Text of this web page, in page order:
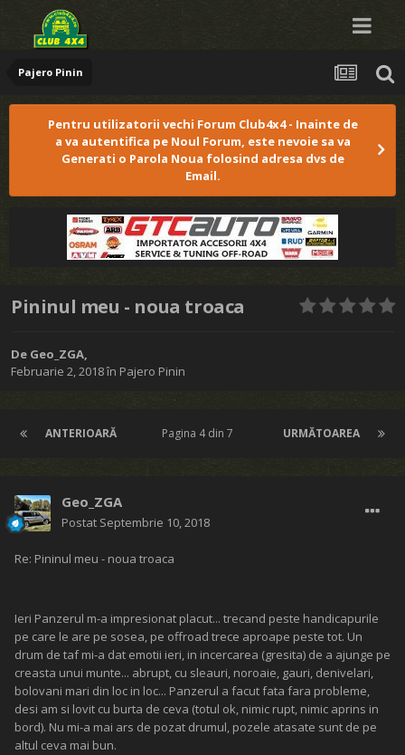
Pajero Pinin
Pentru utilizatorii vechi Forum Club4x4 - Inainte de
a va autentifica pe Noul Forum, este nevoie sa va
Generati o Parola Noua folosind adresa dvs de
Email.
Pininul meu - noua troaca
De Geo_ZGA,
Februarie 2, 2018în Pajero Pinin
ANTERIOARĂ URMĂTOAREA
Pagina 4 din 7
Geo_ZGA
Postat Septembrie 10, 2018
Re: Pininul meu - noua troaca
Ieri Panzerul m-a impresionat placut... trecand peste handicapurile
pe care le are pe sosea, pe offroad trece aproape peste tot. Un
drum de taf mi-a dat emotii ieri, in incercarea (gresita) de a ajunge pe
creasta unui munte... abrupt, cu sleauri, noroaie, gauri, denivelari,
bolovani mari din loc in loc... Panzerul a facut fata fara probleme,
desi am si lovit cu burta de ceva (totul ok, nimic rupt, nimic aprins in
bord). Nu mi-a mai ars de pozat drumul, pozele atasate sunt de pe
altul ceva mai bun.